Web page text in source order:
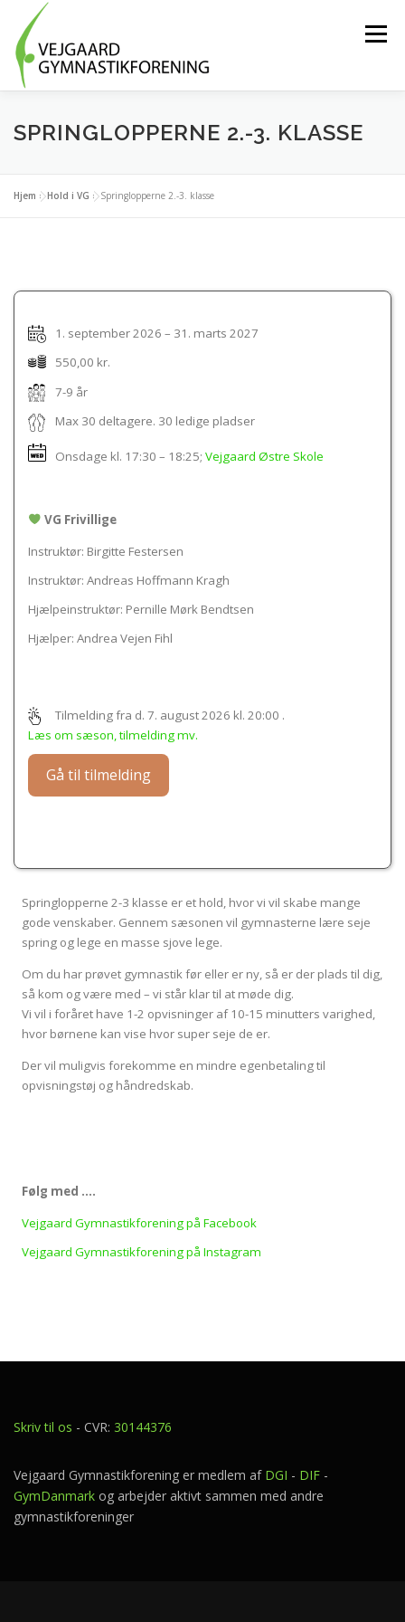
indhold
Menu
HOLD OG AKTIVITETER BLIV FRIVILLIG
OM FORENINGEN MEDLEMSLOGIN
SPRINGLOPPERNE 2.-3. KLASSE
Hjem »Hold i VG »Springlopperne 2.-3. klasse
1. september 2026 – 31. marts 2027
550,00 kr.
7-9 år
Max 30 deltagere. 30 ledige pladser
Onsdage kl. 17:30 – 18:25; Vejgaard Østre Skole
VG Frivillige
Instruktør: Birgitte Festersen
Instruktør: Andreas Hoffmann Kragh
Hjælpeinstruktør: Pernille Mørk Bendtsen
Hjælper: Andrea Vejen Fihl
Tilmelding fra d. 7. august 2026 kl. 20:00 .
Læs om sæson, tilmelding mv.
Gå til tilmelding
Springlopperne 2-3 klasse er et hold, hvor vi vil skabe mange
gode venskaber. Gennem sæsonen vil gymnasterne lære seje
spring og lege en masse sjove lege.
Om du har prøvet gymnastik før eller er ny, så er der plads til dig,
så kom og være med – vi står klar til at møde dig.
Vi vil i foråret have 1-2 opvisninger af 10-15 minutters varighed,
hvor børnene kan vise hvor super seje de er.
Der vil muligvis forekomme en mindre egenbetaling til
opvisningstøj og håndredskab.
Følg med ….
Vejgaard Gymnastikforening på Facebook
Vejgaard Gymnastikforening på Instagram
Skriv til os - CVR: 30144376
Vejgaard Gymnastikforening er medlem af DGI - DIF -
GymDanmark og arbejder aktivt sammen med andre
gymnastikforeninger